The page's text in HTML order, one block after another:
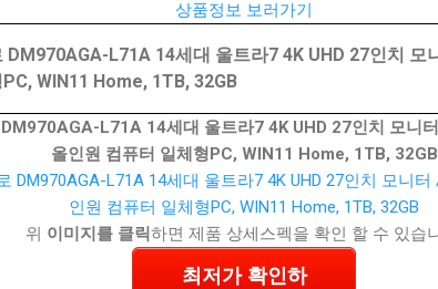
상품정보 보러가기
L71A 14세대 울트라7 4K UHD 27인치 모
WIN11 Home, 1TB, 32GB
L71A 14세대 울트라7 4K UHD 27인치 모니
올인원 컴퓨터 일체형PC, WIN11 Home, 1TB, 32GB
위 이미지를 클릭하면 제품 상세스펙을 확인 할 수 있습
최저가 확인하